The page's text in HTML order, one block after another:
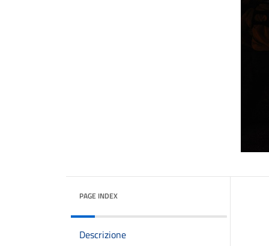
PAGE INDEX
Descrizione